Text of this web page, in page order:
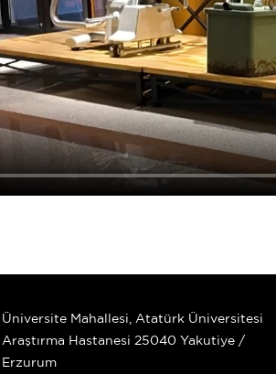
Üniversite Mahallesi, Atatürk Üniversitesi
Araştırma Hastanesi 25040 Yakutiye /
Erzurum